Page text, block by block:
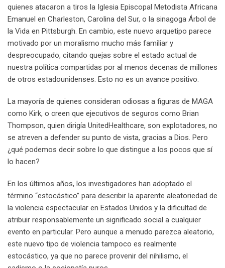
quienes atacaron a tiros la Iglesia Episcopal Metodista Africana
Emanuel en Charleston, Carolina del Sur, o la sinagoga Árbol de
la Vida en Pittsburgh. En cambio, este nuevo arquetipo parece
motivado por un moralismo mucho más familiar y
despreocupado, citando quejas sobre el estado actual de
nuestra política compartidas por al menos decenas de millones
de otros estadounidenses. Esto no es un avance positivo.
La mayoría de quienes consideran odiosas a figuras de MAGA
como Kirk, o creen que ejecutivos de seguros como Brian
Thompson, quien dirigía UnitedHealthcare, son explotadores, no
se atreven a defender su punto de vista, gracias a Dios. Pero
¿qué podemos decir sobre lo que distingue a los pocos que sí
lo hacen?
En los últimos años, los investigadores han adoptado el
término “estocástico” para describir la aparente aleatoriedad de
la violencia espectacular en Estados Unidos y la dificultad de
atribuir responsablemente un significado social a cualquier
evento en particular. Pero aunque a menudo parezca aleatorio,
este nuevo tipo de violencia tampoco es realmente
estocástico, ya que no parece provenir del nihilismo, el